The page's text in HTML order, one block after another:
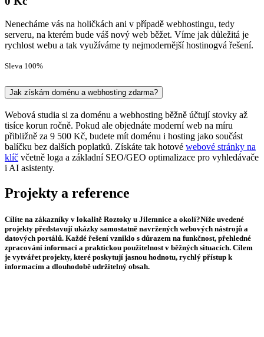
Nenecháme vás na holičkách ani v případě webhostingu, tedy
serveru, na kterém bude váš nový web běžet. Víme jak důležitá je
rychlost webu a tak využíváme ty nejmodernější hostinogvá řešení.
Sleva 100%
Jak získám doménu a webhosting zdarma?
Webová studia si za doménu a webhosting běžně účtují stovky až
tisíce korun ročně. Pokud ale objednáte moderní web na míru
přibližně za 9 500 Kč, budete mít doménu i hosting jako součást
balíčku bez dalších poplatků. Získáte tak hotové webové stránky na
klíč včetně loga a základní SEO/GEO optimalizace pro vyhledávače
i AI asistenty.
Projekty a reference
Cílíte na zákazníky v lokalitě Roztoky u Jilemnice a okolí?Níže uvedené
projekty představují ukázky samostatně navržených webových nástrojů a
datových portálů. Každé řešení vzniklo s důrazem na funkčnost, přehledné
zpracování informací a praktickou použitelnost v běžných situacích. Cílem
je vytvářet projekty, které poskytují jasnou hodnotu, rychlý přístup k
informacím a dlouhodobě udržitelný obsah.